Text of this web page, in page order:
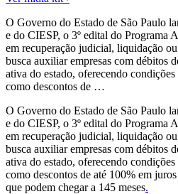
O Governo do Estado de São Paulo
e do CIESP, o 3º edital do Programa
em recuperação judicial, liquidação
busca auxiliar empresas com débitos
ativa do estado, oferecendo
como descontos de …
O Governo do Estado de São Paulo
e do CIESP, o 3º edital do Programa
em recuperação judicial, liquidação
busca auxiliar empresas com débitos
ativa do estado, oferecendo
como descontos de até 100% em
que podem chegar a 145 meses.